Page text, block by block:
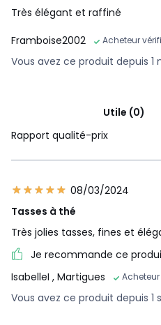
Très élégant et raffiné
Framboise2002
Acheteur
Vous avez ce produit depuis 1
Utile (0)
Rapport qualité-prix
08/03/2024
Tasses à thé
Très jolies tasses, fines et
Je recommande ce
IsabelleI , Martigues
Vous avez ce produit depuis 1